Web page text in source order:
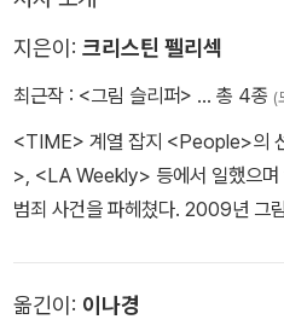
지은이: 크리스틴 펠리섹
최근작 : <그림 슬리퍼> … 총 4종 (
<TIME> 계열 잡지 <People>의 선임기자. <Los
>, <LA Weekly> 등에서 일했으며
범죄 사건을 파헤쳤다. 2009년 그림 슬리퍼 사건 조사에 대한 공로
CNN, Fox News 등 미국 전역에서
옮긴이: 이나경